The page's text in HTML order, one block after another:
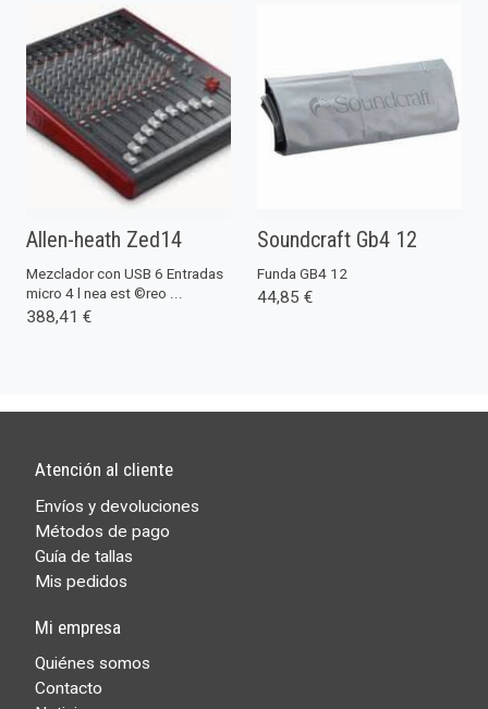
Allen-heath Zed14
Mezclador con USB 6 Entradas
micro 4 l ­nea est ©reo ...
388,41 €
Soundcraft Gb4 12
Funda GB4 12
44,85 €
Atención al cliente
Envíos y devoluciones
Métodos de pago
Guía de tallas
Mis pedidos
Mi empresa
Quiénes somos
Contacto